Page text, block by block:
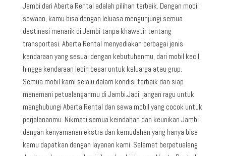
Jambi dari Aberta Rental adalah pilihan terbaik. Dengan mobil
sewaan, kamu bisa dengan leluasa mengunjungi semua
destinasi menarik di Jambi tanpa khawatir tentang
transportasi. Aberta Rental menyediakan berbagai jenis
kendaraan yang sesuai dengan kebutuhanmu, dari mobil kecil
hingga kendaraan lebih besar untuk keluarga atau grup.
Semua mobil kami selalu dalam kondisi terbaik dan siap
menemani petualanganmu di Jambi.Jadi, jangan ragu untuk
menghubungi Aberta Rental dan sewa mobil yang cocok untuk
perjalananmu. Nikmati semua keindahan dan keunikan Jambi
dengan kenyamanan ekstra dan kemudahan yang hanya bisa
kamu dapatkan dengan layanan kami. Selamat berpetualang